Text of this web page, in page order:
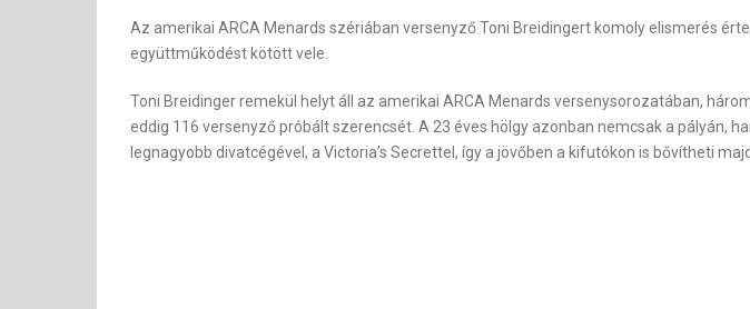
Az amerikai ARCA Menards szériában versenyző Toni Breidingert komoly elismerés
együttműködést kötött vele.
Toni Breidinger remekül helyt áll az amerikai ARCA Menards versenysorozatában,
eddig 116 versenyző próbált szerencsét. A 23 éves hölgy azonban nemcsak a pályán,
legnagyobb divatcégével, a Victoria’s Secrettel, így a jövőben a kifutókon is bővítheti